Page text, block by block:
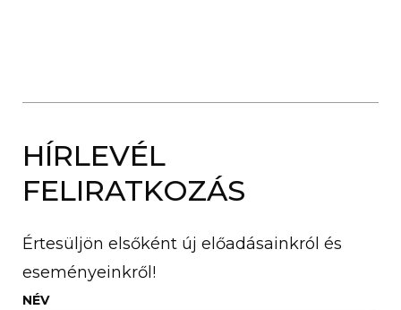
HÍRLEVÉL
FELIRATKOZÁS
Értesüljön elsőként új előadásainkról és
eseményeinkről!
NÉV